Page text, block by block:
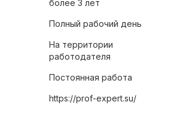
более 3 лет
Полный рабочий день
На территории
работодателя
Постоянная работа
https://prof-expert.su/